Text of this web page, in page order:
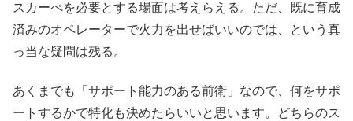
スカーぺを必要とする場面は考えらえる。ただ、既に育成
済みのオペレーターで火力を出せばいいのでは、という真
っ当な疑問は残る。
あくまでも「サポート能力のある前衛」なので、何をサポ
ートするかで特化も決めたらいいと思います。どちらのス